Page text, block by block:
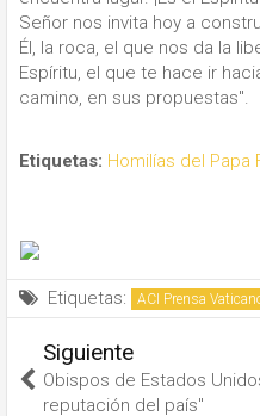
Señor nos invita hoy a
Él, la roca, el que nos da la
Espíritu, el que te hace ir
camino, en sus propuestas".
Etiquetas: Homilías del Papa
Etiquetas: ACI Prensa
Siguiente
Obispos de Estados
reputación del país"